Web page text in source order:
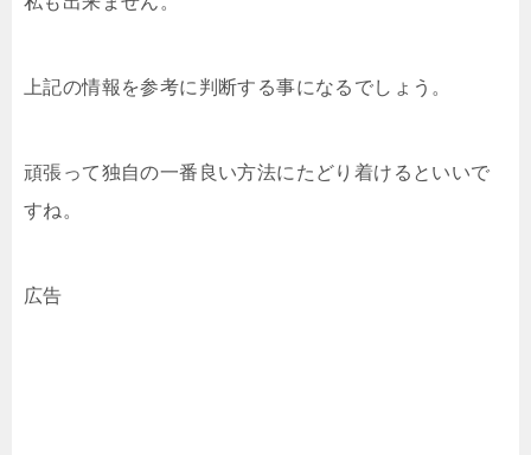
上記の情報を参考に判断する事になるでしょう。
頑張って独自の一番良い方法にたどり着けるといいで
すね。
広告